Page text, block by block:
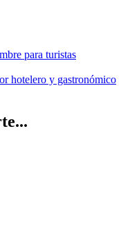
para turistas
hotelero y gastronómico